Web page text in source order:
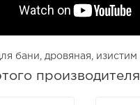
бани дровяная изистим
производителя